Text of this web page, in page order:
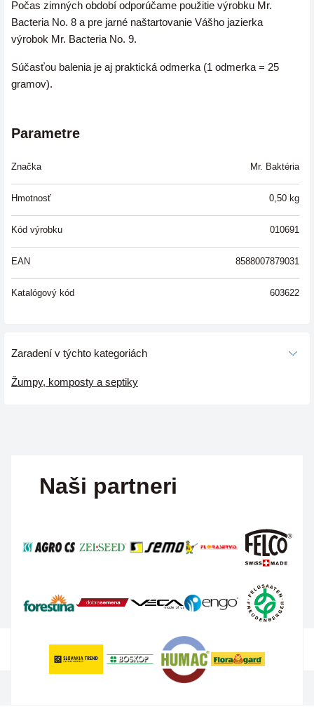
Počas zimných období odporúčame použitie výrobku Mr.
Bacteria No. 8 a pre jarné naštartovanie Vášho jazierka
výrobok Mr. Bacteria No. 9.
Súčasťou balenia je aj praktická odmerka (1 odmerka = 25
gramov).
Parametre
Značka Mr. Baktéria
Hmotnosť 0,50 kg
Kód výrobku 010691
EAN 8588007879031
Katalógový kód 603622
Zaradení v týchto kategoriách
Žumpy, komposty a septiky
Naši partneri